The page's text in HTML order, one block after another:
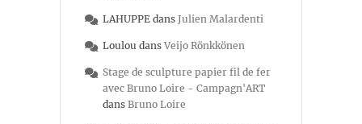
LAHUPPE dans Julien Malardenti
Loulou dans Veijo Rönkkönen
Stage de sculpture papier fil de fer
avec Bruno Loire - Campagn'ART
dans Bruno Loire